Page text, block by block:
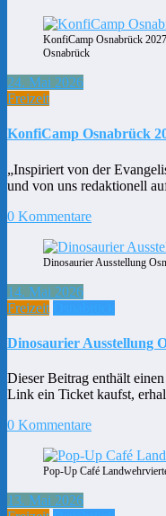
KonfiCamp Osnabrück
Osnabrück
24. Mai 2026
Freizeit
KonfiCamp Osnabrück
„Inspiriert von der
und von uns redaktionell
0 Kommentare
Dinosaurier Ausstellung
14. Mai 2026
Freizeit
Dinosaurier Ausstellung
Dieser Beitrag enthält
Link ein Ticket kaufst,
0 Kommentare
Pop-Up Café
13. Mai 2026